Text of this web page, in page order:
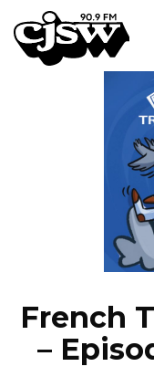
CJSW
French
–